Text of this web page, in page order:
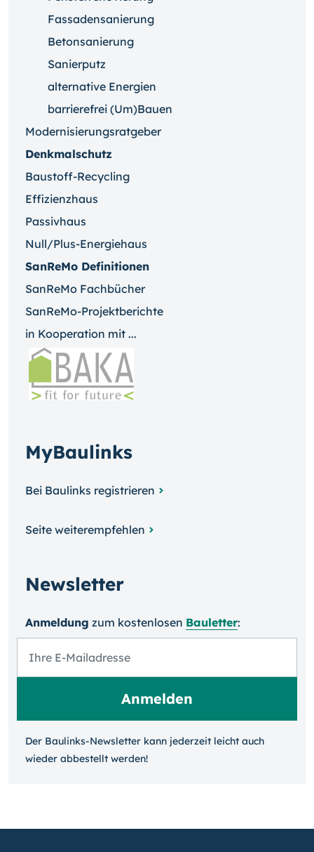
Fassadensanierung
Betonsanierung
Sanierputz
alternative Energien
barrierefrei (Um)Bauen
Modernisierungsratgeber
Denkmalschutz
Baustoff-Recycling
Effizienzhaus
Passivhaus
Null/Plus-Energiehaus
SanReMo Definitionen
SanReMo Fachbücher
SanReMo-Projektberichte
in Kooperation mit ...
MyBaulinks
Bei Baulinks registrieren
Seite weiterempfehlen
Newsletter
Anmeldung zum kosten­losen Bauletter:
Der Baulinks-Newsletter kann jeder­zeit leicht auch
wieder ab­bestellt werden!